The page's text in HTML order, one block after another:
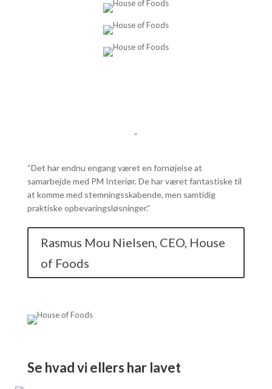
”
“Det har endnu engang været en fornøjelse at
samarbejde med PM Interiør. De har været fantastiske til
at komme med stemningsskabende, men samtidig
praktiske opbevaringsløsninger.”
Rasmus Mou Nielsen, CEO, House
of Foods
Se hvad vi ellers har lavet